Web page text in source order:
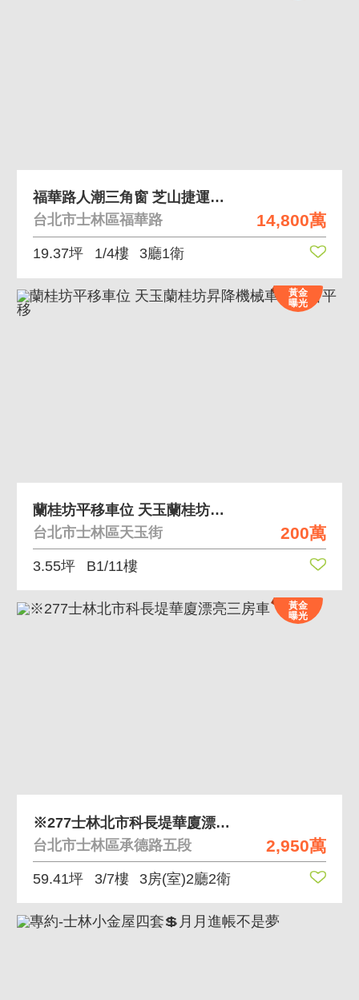
14,800萬
福華路人潮三角窗 芝山捷運站出口三角窗
台北市士林區福華路
19.37坪 1/4樓 3廳1衛
黃金
曝光
200萬
蘭桂坊平移車位 天玉蘭桂坊昇降機械車位只會平移
台北市士林區天玉街
3.55坪 B1/11樓
黃金
曝光
2,950萬
※277士林北市科長堤華廈漂亮三房車
台北市士林區承德路五段
59.41坪 3/7樓 3房(室)2廳2衛